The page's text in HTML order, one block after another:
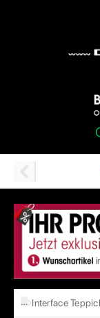
… Interface